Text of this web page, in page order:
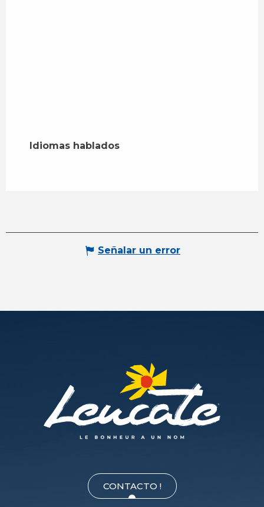
Idiomas hablados
Idiomas hablados
Señalar un error
CONTACTO !